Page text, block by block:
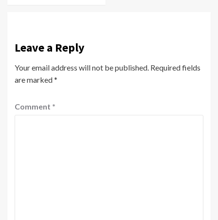
Leave a Reply
Your email address will not be published. Required fields
are marked*
Comment *